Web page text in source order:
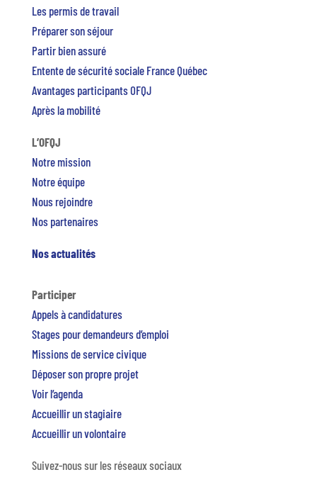
Les permis de travail
Préparer son séjour
Partir bien assuré
Entente de sécurité sociale France Québec
Avantages participants OFQJ
Après la mobilité
L’OFQJ
Notre mission
Notre équipe
Nous rejoindre
Nos partenaires
Nos actualités
Participer
Appels à candidatures
Stages pour demandeurs d’emploi
Missions de service civique
Déposer son propre projet
Voir l’agenda
Accueillir un stagiaire
Accueillir un volontaire
Suivez-nous sur les réseaux sociaux